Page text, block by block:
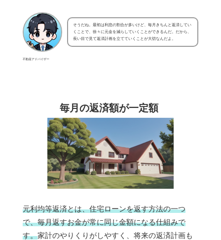
不動産アドバイザー
そうだね。最初は利息の割合が多いけど、毎月きちんと返済してい
くことで、徐々に元金を減らしていくことができるんだ。だから、
長い目で見て返済計画を立てていくことが大切なんだよ。
毎月の返済額が一定額
元利均等返済とは、住宅ローンを返す方法の一つ
で、毎月返すお金が常に同じ金額になる仕組みで
す。家計のやりくりがしやすく、将来の返済計画も